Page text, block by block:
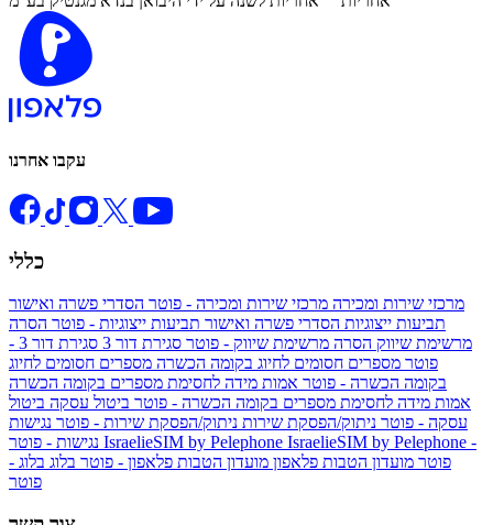
עקבו אחרנו
כללי
מרכזי שירות ומכירה מרכזי שירות ומכירה - פוטר הסדרי פשרה ואישור
תביעות ייצוגיות הסדרי פשרה ואישור תביעות ייצוגיות - פוטר הסרה
מרשימת שיווק הסרה מרשימת שיווק - פוטר סגירת דור 3
סגירת דור 3 -
פוטר מספרים חסומים לחיוג בקומה הכשרה מספרים חסומים לחיוג
בקומה הכשרה - פוטר אמות מידה לחסימת מספרים בקומה הכשרה
אמות מידה לחסימת מספרים בקומה הכשרה - פוטר ביטול עסקה ביטול
עסקה - פוטר ניתוק/הפסקת שירות ניתוק/הפסקת שירות - פוטר נגישות
IsraelieSIM by Pelephone IsraelieSIM by Pelephone -
פוטר מועדון הטבות פלאפון מועדון הטבות פלאפון - פוטר בלוג בלוג -
פוטר